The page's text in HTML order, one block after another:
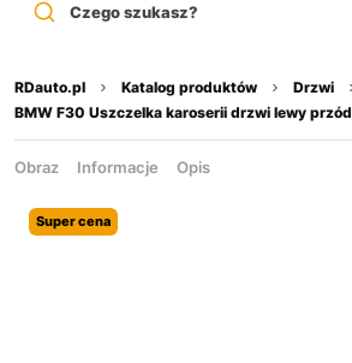
Czego szukasz?
RDauto.pl Katalog produktów Drzwi
BMW F30 Uszczelka karoserii drzwi lewy przód
Obraz Informacje Opis
Super cena